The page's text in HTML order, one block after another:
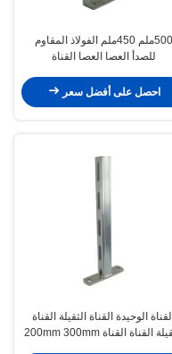
500ملم 450ملم الفولاذ المقاوم
للصدأ العصا العصا القناة
احصل على أفضل سعر
القناة الوحيدة القناة الثقيلة القناة
الثقيلة القناة القناة 200mm 300mm